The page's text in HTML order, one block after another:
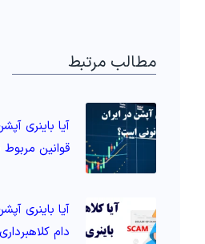
مطالب مرتبط
آیا باینری
قوانین مربوط
آیا باینری